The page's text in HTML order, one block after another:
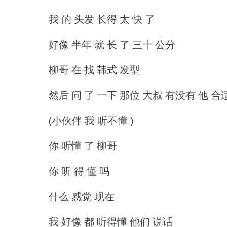
我 的 头发 长得 太 快 了
好像 半年 就 长 了 三十 公分
柳哥 在 找 韩式 发型
然后 问 了 一下 那位 大叔 有没有 他 合
(小伙伴 我 听不懂 )
你 听懂 了 柳哥
你 听 得 懂 吗
什么 感觉 现在
我 好像 都 听得懂 他们 说话